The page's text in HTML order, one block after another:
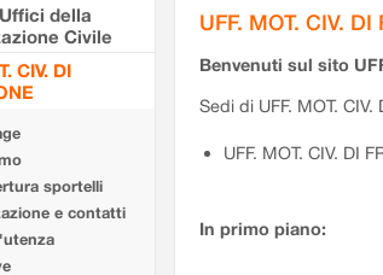
della
Civile
CIV. DI
sportelli
e contatti
UFF. MOT. CIV. DI
Benvenuti sul sito
Sedi di UFF. MOT. CIV.
UFF. MOT. CIV. DI
In primo piano: